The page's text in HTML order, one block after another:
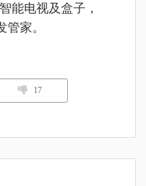
能电视及盒子，
家。
17